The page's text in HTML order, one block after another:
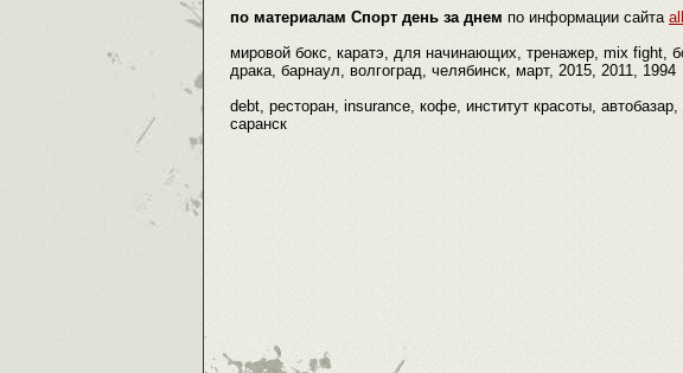
по материалам Спорт день за днем по информации сайта
мировой бокс, каратэ, для начинающих, тренажер, mix fight,
драка, барнаул, волгоград, челябинск, март, 2015, 2011, 1994
debt, ресторан, insurance, кофе, институт красоты,
саранск